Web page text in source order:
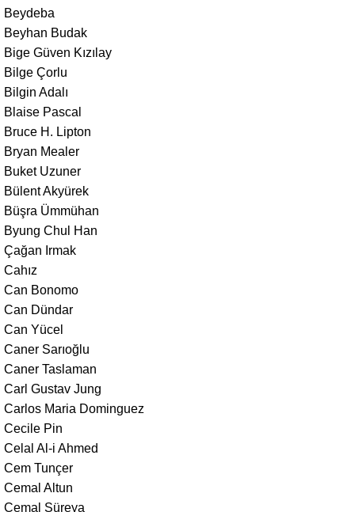
Beydeba
Beyhan Budak
Bige Güven Kızılay
Bilge Çorlu
Bilgin Adalı
Blaise Pascal
Bruce H. Lipton
Bryan Mealer
Buket Uzuner
Bülent Akyürek
Büşra Ümmühan
Byung Chul Han
Çağan Irmak
Cahız
Can Bonomo
Can Dündar
Can Yücel
Caner Sarıoğlu
Caner Taslaman
Carl Gustav Jung
Carlos Maria Dominguez
Cecile Pin
Celal Al-i Ahmed
Cem Tunçer
Cemal Altun
Cemal Süreya